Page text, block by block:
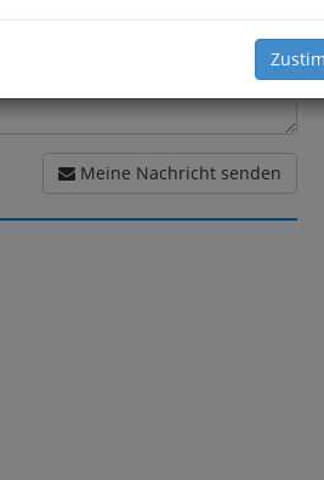
Meine Nachricht senden